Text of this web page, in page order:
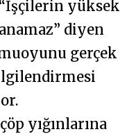
yüksek
diyen
gerçek
yığınlarına